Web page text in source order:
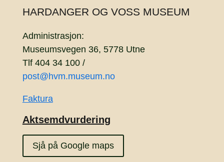
HARDANGER OG VOSS MUSEUM
Administrasjon:
Museumsvegen 36, 5778 Utne
Tlf 404 34 100 /
post@hvm.museum.no
Faktura
Aktsemdvurdering
Sjå på Google maps